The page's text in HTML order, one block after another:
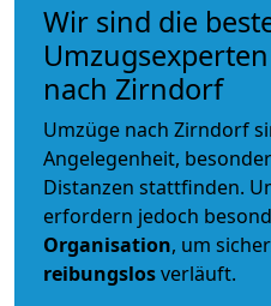
Wir sind die
nach Zirndorf
Umzüge nach Zirndorf
Angelegenheit,
Distanzen stattfinden.
erfordern jedoch
Organisation, um
reibungslosverläuft.